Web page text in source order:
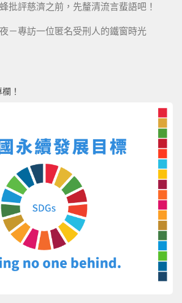
批評慈濟之前，先釐清流言蜚語吧！
－專訪一位匿名受刑人的鐵窗時光
！